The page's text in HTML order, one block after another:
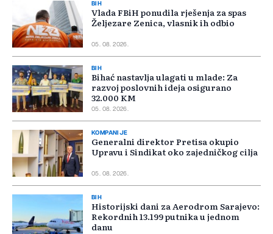
BIH
Vlada FBiH ponudila rješenja za spas
Željezare Zenica, vlasnik ih odbio
05. 08. 2026.
BIH
Bihać nastavlja ulagati u mlade: Za
razvoj poslovnih ideja osigurano
32.000 KM
05. 08. 2026.
KOMPANIJE
Generalni direktor Pretisa okupio
Upravu i Sindikat oko zajedničkog cilja
05. 08. 2026.
BIH
Historijski dani za Aerodrom Sarajevo:
Rekordnih 13.199 putnika u jednom
danu